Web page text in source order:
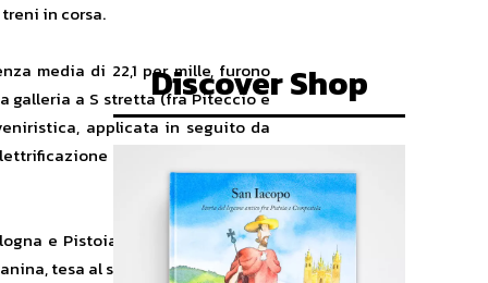
in corsa.
media di 22,1 per mille, furono
galleria a S stretta (fra Piteccio e
applicata in seguito da
(sistema trifase). La
e Pistoia, subì un arresto. La
tesa al sapere e al lavoro.
Discover Shop